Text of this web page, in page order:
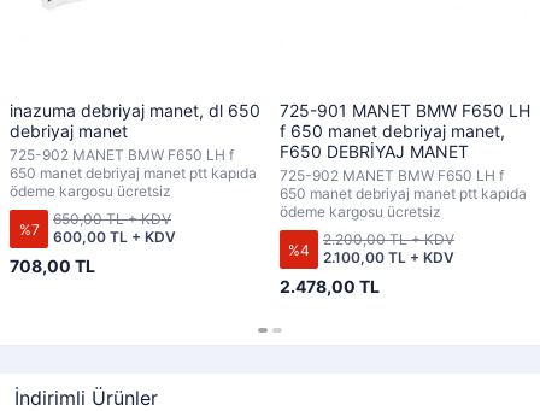
inazuma debriyaj manet, dl 650
debriyaj manet
725-902 MANET BMW F650 LH f
650 manet debriyaj manet ptt kapıda
ödeme kargosu ücretsiz
%7
708,00 TL
600,00 TL + KDV
650,00 TL + KDV
725-901 MANET BMW F650 LH
f 650 manet debriyaj manet,
F650 DEBRİYAJ MANET
725-902 MANET BMW F650 LH f
650 manet debriyaj manet ptt kapıda
ödeme kargosu ücretsiz
%4
2.478,00 TL
2.100,00 TL + KDV
2.200,00 TL + KDV
İndirimli Ürünler